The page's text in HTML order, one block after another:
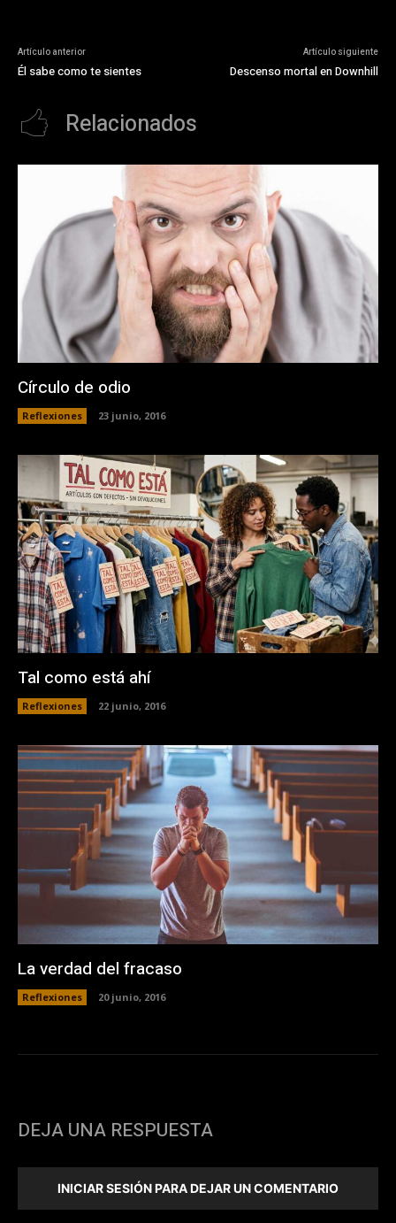
Artículo anterior
Él sabe como te sientes
Artículo siguiente
Descenso mortal en Downhill
Relacionados
Círculo de odio
Reflexiones 23 junio, 2016
Tal como está ahí
Reflexiones 22 junio, 2016
La verdad del fracaso
Reflexiones 20 junio, 2016
DEJA UNA RESPUESTA
INICIAR SESIÓN PARA DEJAR UN COMENTARIO